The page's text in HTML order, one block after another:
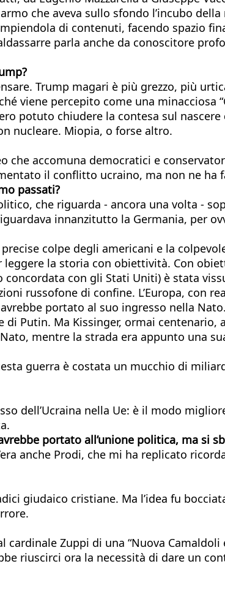
che aveva sullo sfondo l’incubo
di contenuti, facendo spazio
parla anche da conoscitore
Trump magari è più grezzo, più
viene percepito come una minacciosa
potuto chiudere la contesa sul nascere
nucleare. Miopia, o forse altro.
accomuna democratici e
il conflitto ucraino, ma non ne
passati?
che riguarda - ancora una volta -
innanzitutto la Germania, per
colpe degli americani e la
la storia con obiettività. Con
con gli Stati Uniti) è stata
russofone di confine. L’Europa, con
portato al suo ingresso nella
Putin. Ma Kissinger, ormai centenario,
mentre la strada era appunto una
guerra è costata un mucchio di
dell’Ucraina nella Ue: è il modo
portato all’unione politica, ma si
anche Prodi, che mi ha replicato
giudaico cristiane. Ma l’idea fu
Zuppi di una “Nuova
riuscirci ora la necessità di dare un